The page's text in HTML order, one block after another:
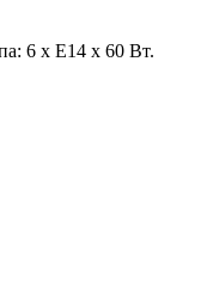
6 х Е14 х 60 Вт.